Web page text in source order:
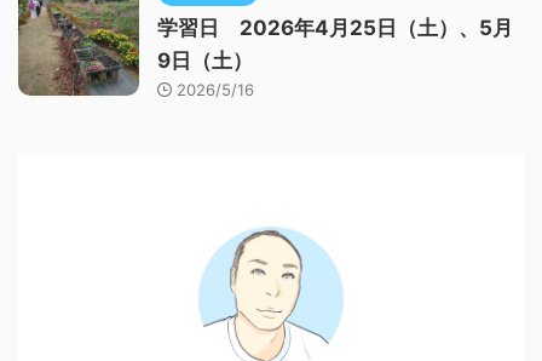
学習日 2026年4月25日（土）、5月
9日（土）
2026/5/16